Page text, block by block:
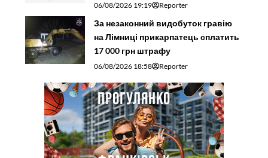
06/08/2026 19:19 Reporter
За незаконний видобуток гравію
на Лімниці прикарпатець сплатить
17 000 грн штрафу
06/08/2026 18:58 Reporter